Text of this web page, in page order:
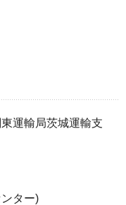
運輸局茨城運輸支
ター)